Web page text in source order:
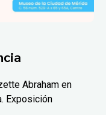
Abraham en
Exposición